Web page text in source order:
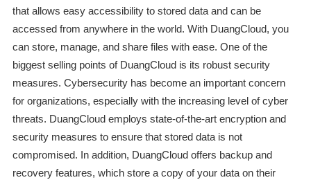
that allows easy accessibility to stored data and can be
accessed from anywhere in the world. With DuangCloud, you
can store, manage, and share files with ease. One of the
biggest selling points of DuangCloud is its robust security
measures. Cybersecurity has become an important concern
for organizations, especially with the increasing level of cyber
threats. DuangCloud employs state-of-the-art encryption and
security measures to ensure that stored data is not
compromised. In addition, DuangCloud offers backup and
recovery features, which store a copy of your data on their